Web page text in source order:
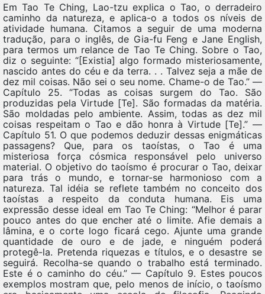
Em Tao Te Ching, Lao-tzu explica o Tao, o derradeiro
caminho da natureza, e aplica-o a todos os níveis de
atividade humana. Citamos a seguir de uma moderna
tradução, para o inglês, de Gia-fu Feng e Jane English,
para termos um relance de Tao Te Ching. Sobre o Tao,
diz o seguinte: “[Existia] algo formado misteriosamente,
nascido antes do céu e da terra. . . Talvez seja a mãe de
dez mil coisas. Não sei o seu nome. Chame-o de Tao.” —
Capítulo 25. “Todas as coisas surgem do Tao. São
produzidas pela Virtude [Te]. São formadas da matéria.
São moldadas pelo ambiente. Assim, todas as dez mil
coisas respeitam o Tao e dão honra à Virtude [Te].” —
Capítulo 51. O que podemos deduzir dessas enigmáticas
passagens? Que, para os taoístas, o Tao é uma
misteriosa força cósmica responsável pelo universo
material. O objetivo do taoísmo é procurar o Tao, deixar
para trás o mundo, e tornar-se harmonioso com a
natureza. Tal idéia se reflete também no conceito dos
taoístas a respeito da conduta humana. Eis uma
expressão desse ideal em Tao Te Ching: “Melhor é parar
pouco antes do que encher até o limite. Afie demais a
lâmina, e o corte logo ficará cego. Ajunte uma grande
quantidade de ouro e de jade, e ninguém poderá
protegê-la. Pretenda riquezas e títulos, e o desastre se
seguirá. Recolha-se quando o trabalho está terminado.
Este é o caminho do céu.” — Capítulo 9. Estes poucos
exemplos mostram que, pelo menos de início, o taoísmo